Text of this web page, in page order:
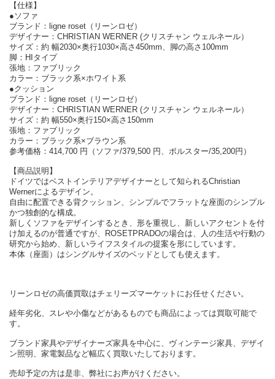
【仕様】
●ソファ
ブランド：ligne roset（リーンロゼ）
デザイナー：CHRISTIAN WERNER (クリスチャン ウェルネール）
サイズ：約 幅2030×奥行1030×高さ450mm、脚の高さ100mm
脚：HIタイプ
張地：ファブリック
カラー：ブラック系×ホワイト系
●クッション
ブランド：ligne roset（リーンロゼ）
デザイナー：CHRISTIAN WERNER (クリスチャン ウェルネール）
サイズ：約 幅550×奥行150×高さ150mm
張地：ファブリック
カラー：ブラック系×ブラウン系
参考価格：414,700 円（ソファ/379,500 円、ボルスター/35,200円）
【商品説明】
ドイツではベストインテリアデザイナーとして知られるChristian
Wernerによるデザイン。
自由に配置できる背クッション、シンプルでフラットな座面のシンプル
かつ独創的な構成。
新しくソファをデザインするとき、形を重視し、新しいアクセントを付
け加えるのが普通ですが、ROSETPRADOの場合は、人の生活や行動の
研究から始め、新しいライフスタイルの提案を形にしています。
本体（座面）はシングルサイズのベッドとしても使えます。
リーンロゼの高価買取はチェリーズマーケットにお任せください。
経年劣化、スレや小傷などがあるものでも商品によっては買取可能で
す。
ブランド家具やデザイナーズ家具を中心に、ヴィンテージ家具、デザイ
ン照明、家電製品など幅広く買取いたしております。
売却予定の方は是非、弊社にお声がけください。